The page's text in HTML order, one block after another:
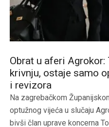
Obrat u aferi
krivnju, ostaje samo
i revizora
Na zagrebačkom
optužnog vijeća u slučaju
bivši član uprave koncerna